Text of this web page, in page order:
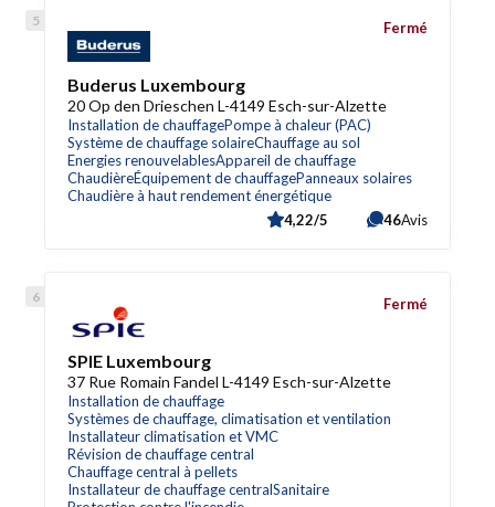
Buderus Luxembourg
20 Op den Drieschen L-4149 Esch-sur-Alzette
Installation de chauffagePompe à chaleur (PAC)
Système de chauffage solaireChauffage au sol
Energies renouvelablesAppareil de chauffage
ChaudièreÉquipement de chauffagePanneaux solaires
Chaudière à haut rendement énergétique
Fermé
4,22/5 46Avis
SPIE Luxembourg
37 Rue Romain Fandel L-4149 Esch-sur-Alzette
Installation de chauffage
Systèmes de chauffage, climatisation et ventilation
Installateur climatisation et VMC
Révision de chauffage central
Chauffage central à pellets
Installateur de chauffage centralSanitaire
Fermé